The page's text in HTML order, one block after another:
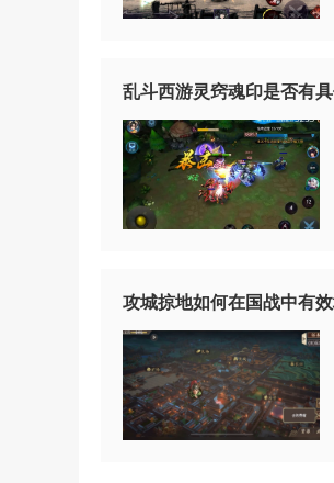
乱斗西游灵窍魂印是否有
攻城掠地如何在国战中有